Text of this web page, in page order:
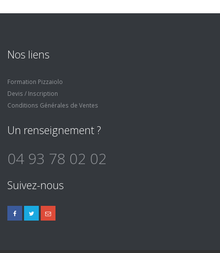
Nos liens
Formation Pizzaiolo
Devis / Inscription
Conditions Générales de Ventes
Un renseignement ?
04 93 78 02 02
Suivez-nous